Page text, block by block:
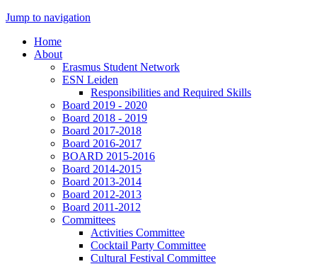
Jump to navigation
Home
About
Erasmus Student Network
ESN Leiden
Responsibilities and Required Skills
Board 2019 - 2020
Board 2018 - 2019
Board 2017-2018
Board 2016-2017
BOARD 2015-2016
Board 2014-2015
Board 2013-2014
Board 2012-2013
Board 2011-2012
Committees
Activities Committee
Cocktail Party Committee
Cultural Festival Committee